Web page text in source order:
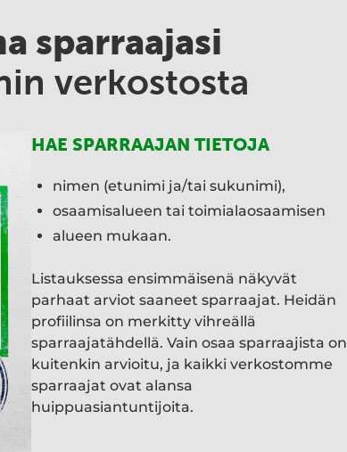
sparraajasi
verkostosta
HAE SPARRAAJAN TIETOJA
nimen (etunimi ja/tai sukunimi),
osaamisalueen tai toimialaosaamisen
alueen mukaan.
Listauksessa ensimmäisenä näkyvät
parhaat arviot saaneet sparraajat. Heidän
profiilinsa on merkitty vihreällä
sparraajatähdellä. Vain osaa sparraajista on
kuitenkin arvioitu, ja kaikki verkostomme
sparraajat ovat alansa
huippuasiantuntijoita.